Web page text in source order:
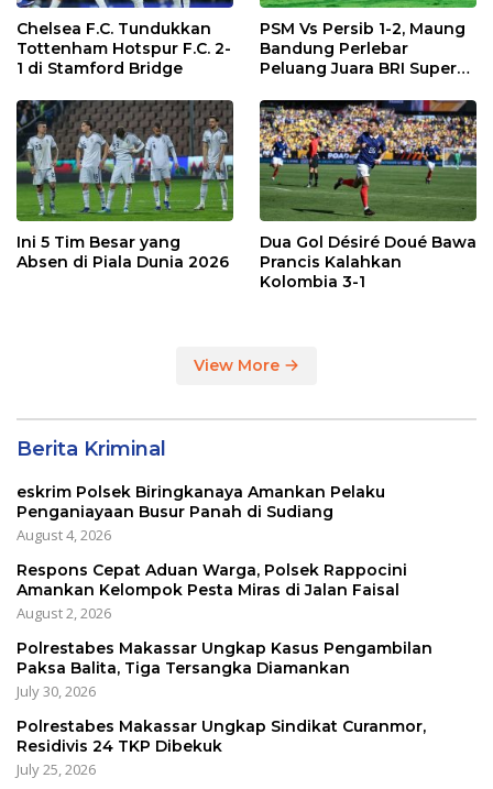
Chelsea F.C. Tundukkan
Tottenham Hotspur F.C. 2-
1 di Stamford Bridge
PSM Vs Persib 1-2, Maung
Bandung Perlebar
Peluang Juara BRI Super
Ini 5 Tim Besar yang
Absen di Piala Dunia 2026
Dua Gol Désiré Doué Bawa
Prancis Kalahkan
Kolombia 3-1
View More
Berita Kriminal
eskrim Polsek Biringkanaya Amankan Pelaku
Penganiayaan Busur Panah di Sudiang
August 4, 2026
Respons Cepat Aduan Warga, Polsek Rappocini
Amankan Kelompok Pesta Miras di Jalan Faisal
August 2, 2026
Polrestabes Makassar Ungkap Kasus Pengambilan
Paksa Balita, Tiga Tersangka Diamankan
July 30, 2026
Polrestabes Makassar Ungkap Sindikat Curanmor,
Residivis 24 TKP Dibekuk
July 25, 2026